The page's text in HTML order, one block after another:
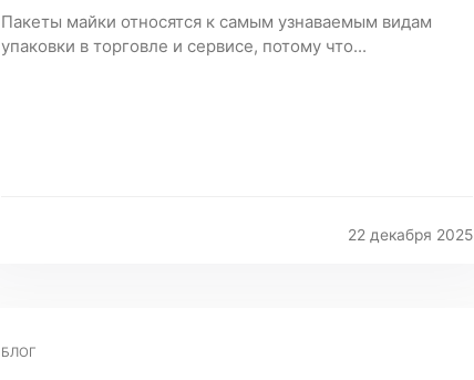
Пакеты майки относятся к самым узнаваемым видам
упаковки в торговле и сервисе, потому что...
22 декабря 2025
БЛОГ